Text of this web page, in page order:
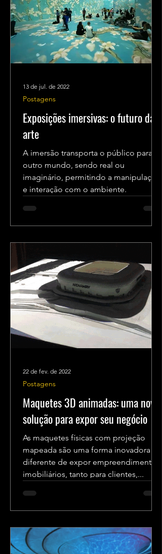
Exposições imersivas: o futuro da
arte
A imersão transporta o público para
outro mundo, sendo real ou
imaginário, permitindo a manipulação
e interação com o ambiente.
Postagens
13 de jul. de 2022
Maquetes 3D animadas: uma nova
solução para expor seu negócio
As maquetes físicas com projeção
mapeada são uma forma inovadora e
diferente de expor empreendimentos
imobiliários, tanto para clientes,...
Postagens
22 de fev. de 2022